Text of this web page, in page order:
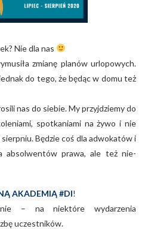
Nie dla nas
zmianę planów urlopowych.
do tego, że będąc w domu też
nas do siebie. My przyjdziemy do
spotkaniami na żywo i nie
Będzie coś dla adwokatów i
absolwentów prawa, ale też nie-
AKADEMIĄ #DI!
– na niektóre wydarzenia
uczestników.